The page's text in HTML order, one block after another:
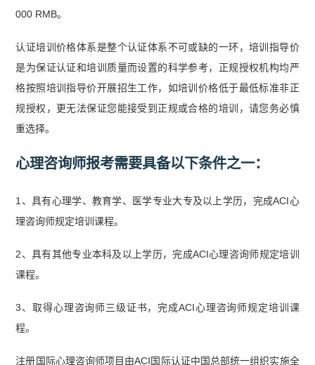
000 RMB。
认证培训价格体系是整个认证体系不可或缺的一环，培训指导价
是为保证认证和培训质量而设置的科学参考，正规授权机构均严
格按照培训指导价开展招生工作，如培训价格低于最低标准非正
规授权，更无法保证您能接受到正规或合格的培训，请您务必慎
重选择。
心理咨询师报考需要具备以下条件之一：
1、具有心理学、教育学、医学专业大专及以上学历，完成ACI心
理咨询师规定培训课程。
2、具有其他专业本科及以上学历，完成ACI心理咨询师规定培训
课程。
3、取得心理咨询师三级证书，完成ACI心理咨询师规定培训课
程。
注册国际心理咨询师项目由ACI国际认证中国总部统一组织实施全